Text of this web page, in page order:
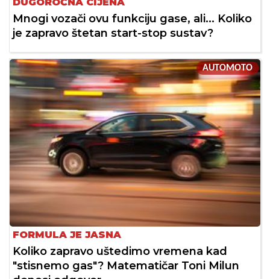
DUGOROČNA CIJENA
Mnogi vozači ovu funkciju gase, ali... Koliko
je zapravo štetan start-stop sustav?
AUTOMOTO
FORMULA JE JASNA
Koliko zapravo uštedimo vremena kad
"stisnemo gas"? Matematičar Toni Milun